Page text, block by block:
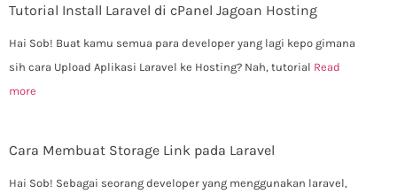
Tutorial Install Laravel di cPanel Jagoan Hosting
Hai Sob! Buat kamu semua para developer yang lagi kepo gimana
sih cara Upload Aplikasi Laravel ke Hosting? Nah, tutorial Read
more
Cara Membuat Storage Link pada Laravel
Hai Sob! Sebagai seorang developer yang menggunakan laravel,